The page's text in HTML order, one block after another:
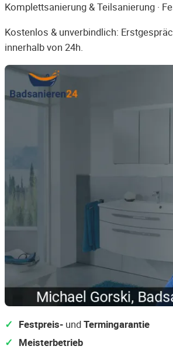
Komplettsanierung & Teilsanierung ·
Kostenlos & unverbindlich:
innerhalb von 24h.
Festpreis- undTermingarantie
Meisterbetrieb